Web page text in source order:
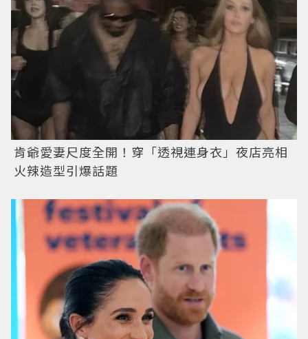
肯爺愛妻尺度全開！穿「透視連身衣」夜店亮相
火辣造型引爆話題